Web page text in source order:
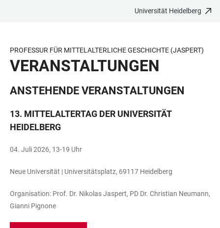
BARRIEREFREIHEIT
Universität Heidelberg
PROFESSUR FÜR MITTELALTERLICHE GESCHICHTE (JASPERT)
VERANSTALTUNGEN
ANSTEHENDE VERANSTALTUNGEN
13. MITTELALTERTAG DER UNIVERSITÄT
HEIDELBERG
04. Juli 2026, 13-19 Uhr
Neue Universität | Universitätsplatz, 69117 Heidelberg
Organisation: Prof. Dr. Nikolas Jaspert, PD Dr. Christian Neumann,
Gianni Pignone